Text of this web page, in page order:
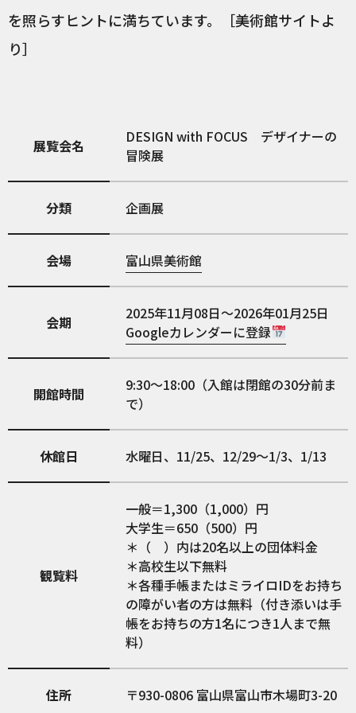
を照らすヒントに満ちています。［美術館サイトよ
り］
展覧会名
DESIGN with FOCUS デザイナーの
冒険展
分類 企画展
会場 富山県美術館
会期
2025年11月08日～2026年01月25日
Googleカレンダーに登録
開館時間
9:30～18:00（入館は閉館の30分前ま
で）
休館日 水曜日、11/25、12/29～1/3、1/13
観覧料
一般＝1,300（1,000）円
大学生＝650（500）円
＊（ ）内は20名以上の団体料金
＊高校生以下無料
＊各種手帳またはミライロIDをお持ち
の障がい者の方は無料（付き添いは手
帳をお持ちの方1名につき1人まで無
料）
住所 930-0806 富山県富山市木場町3-20